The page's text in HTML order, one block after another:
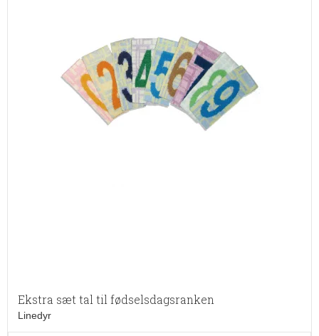
Ekstra sæt tal til fødselsdagsranken
Linedyr